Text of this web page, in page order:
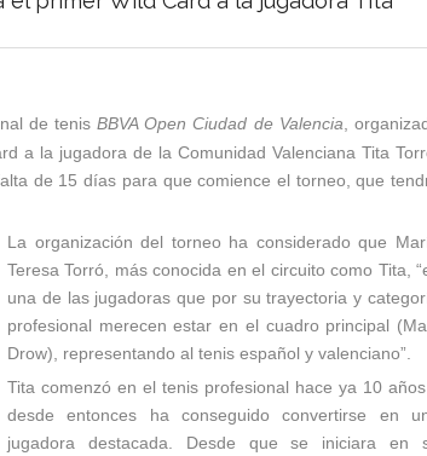
de tenisBBVA Open Ciudad de Valencia ,
a la jugadora de la Comunidad Valenciana Tita
de 15 días para que comience el torneo, que
La organización del torneo ha considerado que
Teresa Torró, más conocida en el circuito como Tita,
una de las jugadoras que por su trayectoria y
profesional merecen estar en el cuadro principal
Drow), representando al tenis español y valenciano”.
Tita comenzó en el tenis profesional hace ya 10
desde entonces ha conseguido convertirse en
jugadora destacada. Desde que se iniciara en